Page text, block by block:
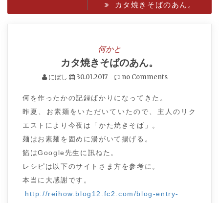
カタ焼きそばのあん。
何かと
カタ焼きそばのあん。
にぼし 30.01.2017 no Comments
何を作ったかの記録ばかりになってきた。
昨夏、お素麺をいただいていたので、主人のリク
エストにより今夜は「かた焼きそば」。
麺はお素麺を固めに湯がいて揚げる。
餡はGoogle先生に訊ねた。
レシピは以下のサイトさま方を参考に。
本当に大感謝です。
http://reihow.blog12.fc2.com/blog-entry-